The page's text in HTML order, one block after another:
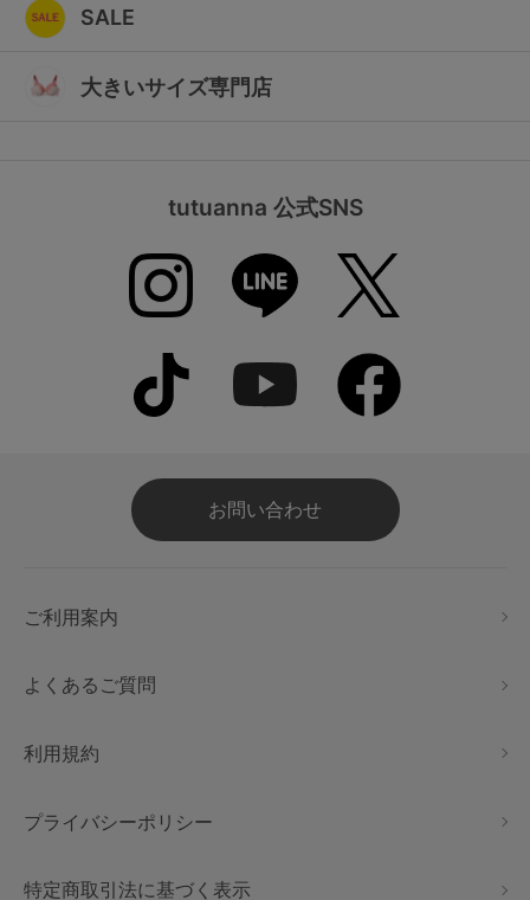
SALE
大きいサイズ専門店
tutuanna 公式SNS
お問い合わせ
ご利用案内
よくあるご質問
利用規約
プライバシーポリシー
特定商取引法に基づく表示